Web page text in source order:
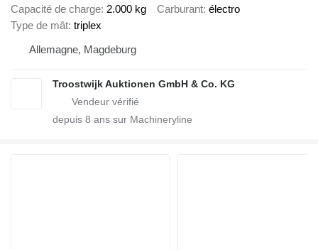
Capacité de charge 2.000 kg Carburant électro
Type de mât triplex
Allemagne, Magdeburg
Troostwijk Auktionen GmbH & Co. KG
depuis 8 ans sur Machineryline